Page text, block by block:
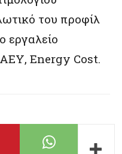
του προφίλ
εργαλείο
Energy Cost.